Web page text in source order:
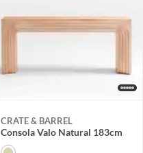
CRATE & BARREL
Consola Valo Natural 183cm